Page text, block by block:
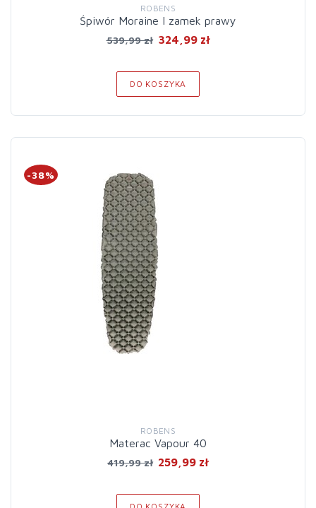
ROBENS
Śpiwór Moraine I zamek prawy
539,99 zł 324,99 zł
DO KOSZYKA
-38%
ROBENS
Materac Vapour 40
419,99 zł 259,99 zł